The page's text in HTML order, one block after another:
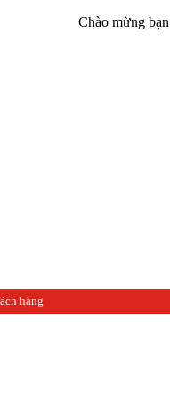
Chào mừng bạn đến
hàng